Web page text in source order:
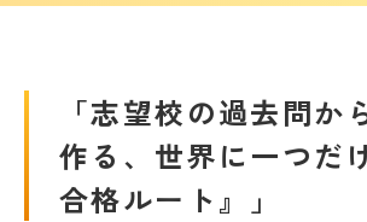
「志望校の過去問か
作る、世界に一つだ
合格ルート』」